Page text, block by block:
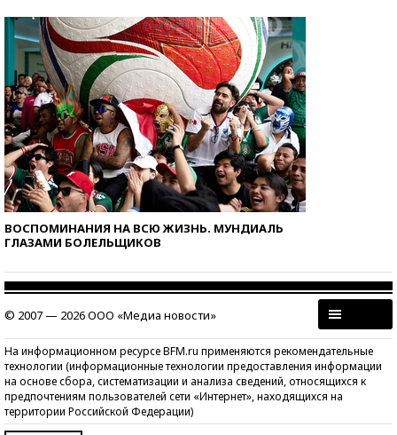
ВОСПОМИНАНИЯ НА ВСЮ ЖИЗНЬ. МУНДИАЛЬ
ГЛАЗАМИ БОЛЕЛЬЩИКОВ
© 2007 — 2026 ООО «Медиа новости»
На информационном ресурсе BFM.ru применяются рекомендательные
технологии (информационные технологии предоставления информации
на основе сбора, систематизации и анализа сведений, относящихся к
предпочтениям пользователей сети «Интернет», находящихся на
территории Российской Федерации)